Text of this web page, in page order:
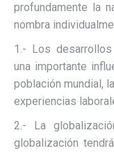
profundamente la
nombra
1.- Los
una importante
población mundial,
experiencias
2.- La
globalización